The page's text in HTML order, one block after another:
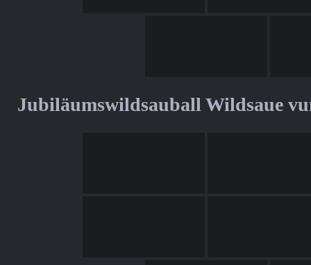
Jubiläumswildsauball Wildsaue